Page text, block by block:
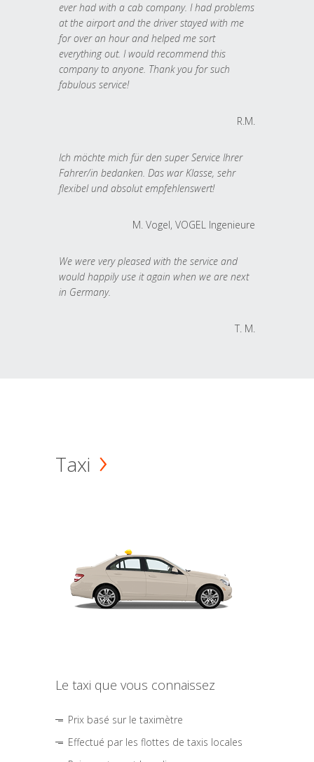
ever had with a cab company. I had problems
at the airport and the driver stayed with me
for over an hour and helped me sort
everything out. I would recommend this
company to anyone. Thank you for such
fabulous service!
R.M.
Ich möchte mich für den super Service Ihrer
Fahrer/in bedanken. Das war Klasse, sehr
flexibel und absolut empfehlenswert!
M. Vogel, VOGEL Ingenieure
We were very pleased with the service and
would happily use it again when we are next
in Germany.
T. M.
Taxi
Le taxi que vous connaissez
Prix basé sur le taximètre
Effectué par les flottes de taxis locales